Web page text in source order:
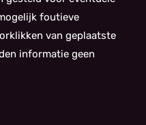
foutieve
van geplaatste
informatie geen